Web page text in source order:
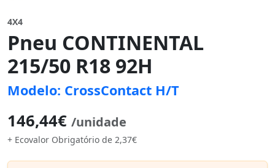
4X4
Pneu CONTINENTAL
215/50 R18 92H
Modelo: CrossContact H/T
146,44€ /unidade
+ Ecovalor Obrigatório de 2,37€